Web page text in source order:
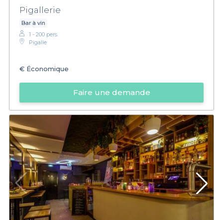
Pigallerie
Bar à vin
1 - 200 pers.
Pigalle
€ Économique
Faire une demande